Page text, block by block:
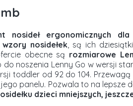
nosideł ergonomicznych dla
nosidełek, są ich
obecne są rozmiarowe
do noszenia Lenny Go w wersji
toddler od 92 do 104.
panelu. Pozwala to na lepsze
dzieci mniejszych,